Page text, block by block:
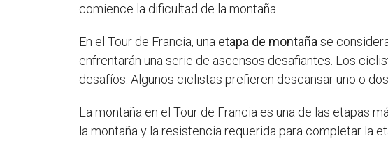
comience la dificultad de la montaña.
En el Tour de Francia, una etapa de montaña se
enfrentarán una serie de ascensos desafiantes. Los
desafíos. Algunos ciclistas prefieren descansar uno o
La montaña en el Tour de Francia es una de las etapas
la montaña y la resistencia requerida para completar la